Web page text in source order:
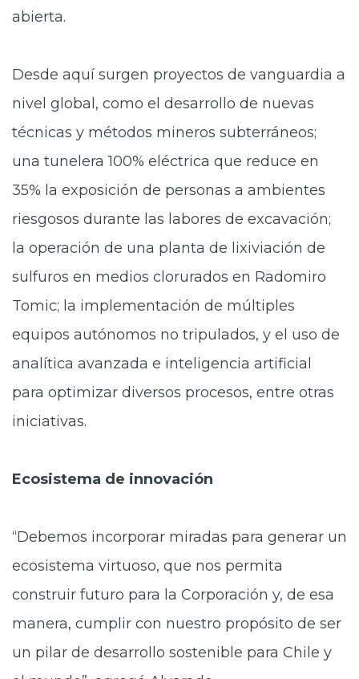
abierta.
Desde aquí surgen proyectos de vanguardia a
nivel global, como el desarrollo de nuevas
técnicas y métodos mineros subterráneos;
una tunelera 100% eléctrica que reduce en
35% la exposición de personas a ambientes
riesgosos durante las labores de excavación;
la operación de una planta de lixiviación de
sulfuros en medios clorurados en Radomiro
Tomic; la implementación de múltiples
equipos autónomos no tripulados, y el uso de
analítica avanzada e inteligencia artificial
para optimizar diversos procesos, entre otras
iniciativas.
Ecosistema de innovación
“Debemos incorporar miradas para generar un
ecosistema virtuoso, que nos permita
construir futuro para la Corporación y, de esa
manera, cumplir con nuestro propósito de ser
un pilar de desarrollo sostenible para Chile y